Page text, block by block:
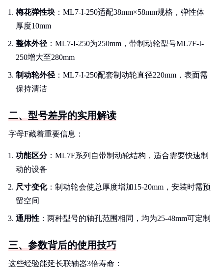
梅花弹性块 ：ML7-I-250适配38mm×58mm规格，弹性体
厚度10mm
整体外径 ：ML7-I-250为250mm，带制动轮型号ML7F-I-
250增大至280mm
制动轮外径 ：ML7-I-250配套制动轮直径220mm，表面需
保持清洁
二、型号差异的实用解读
字母F藏着重要信息：
功能区分：ML7F系列自带制动轮结构，适合需要快速制
动的设备
尺寸变化：制动轮会使总厚度增加15-20mm，安装时需预
留空间
通用性 ：两种型号的轴孔范围相同，均为25-48mm可定制
三、参数背后的使用技巧
这些经验能延长联轴器3倍寿命：